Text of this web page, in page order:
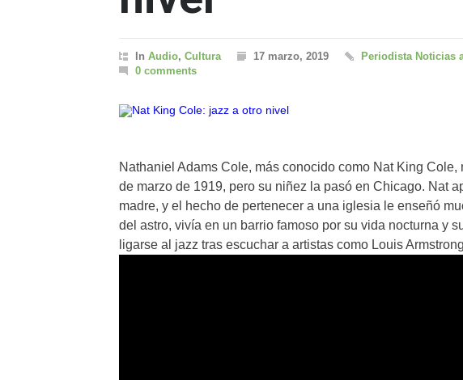
In Audio, Cultura 17 marzo, 2019 Periodista Noticias
0 comments
Nathaniel Adams Cole, más conocido como Nat King Cole,
de marzo de 1919, pero su niñez la pasó en Chicago. Nat
madre, y el hecho de pertenecer a una iglesia le enseñó
del astro, vivía en un barrio famoso por su vida nocturna y
ligarse al jazz tras escuchar a artistas como Louis